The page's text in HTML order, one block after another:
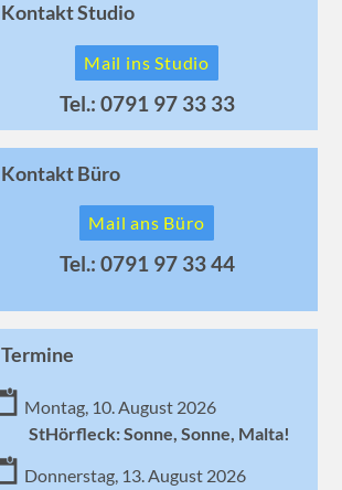
Kontakt Studio
Mail ins Studio
Tel.: 0791 97 33 33
Kontakt Büro
Mail ans Büro
Tel.: 0791 97 33 44
Termine
Montag, 10. August 2026
StHörfleck: Sonne, Sonne, Malta!
Donnerstag, 13. August 2026